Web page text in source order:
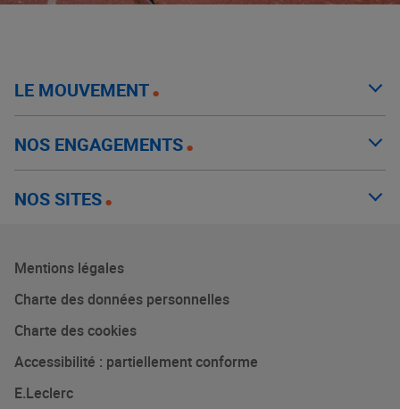
LE MOUVEMENT
NOS ENGAGEMENTS
NOS SITES
Mentions légales
Charte des données personnelles
Charte des cookies
Accessibilité : partiellement conforme
E.Leclerc